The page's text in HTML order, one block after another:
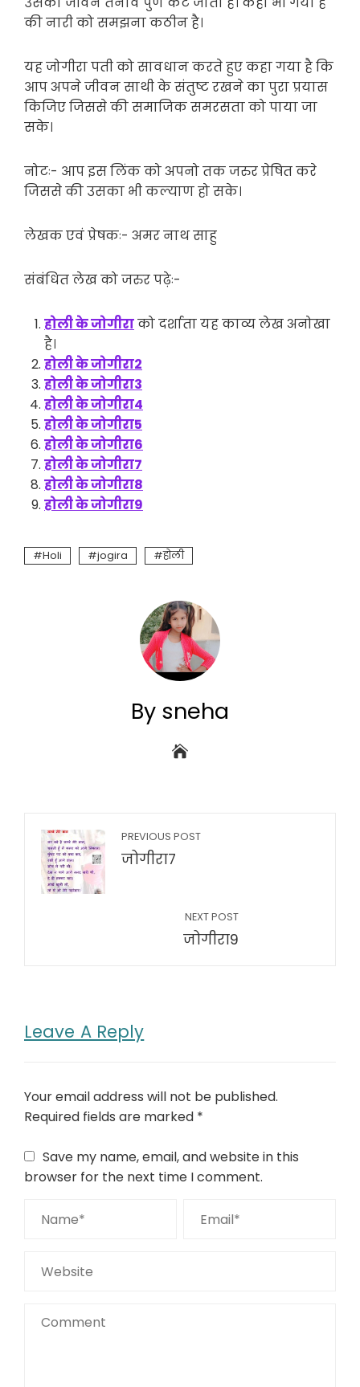
की नारी को समझना कठीन है।
यह जोगीरा पती को सावधान करते हुए कहा गया है कि
आप अपने जीवन साथी के संतुष्ट रखने का पुरा प्रयास
किजिए जिससे की समाजिक समरसता को पाया जा
सके।
नोटः- आप इस लिंक को अपनो तक जरुर प्रेषित करे
जिससे की उसका भी कल्याण हो सके।
लेखक एवं प्रेषकः- अमर नाथ साहु
संबंधित लेख को जरुर पढ़ेः-
होली के जोगीराको दर्शाता यह काव्य लेख अनोखा
है।
होली के जोगीरा2
होली के जोगीरा3
होली के जोगीरा4
होली के जोगीरा5
होली के जोगीरा6
होली के जोगीरा7
होली के जोगीरा8
होली के जोगीरा9
Holi jogira होली
By sneha
PREVIOUS POST
जोगीरा7
NEXT POST
जोगीरा9
Leave A Reply
Your email address will not be published.
Required fields are marked *
Save my name, email, and website in this
browser for the next time I comment.